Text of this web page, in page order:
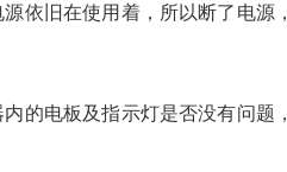
依旧在使用着，所以断了电源，
的电板及指示灯是否没有问题，